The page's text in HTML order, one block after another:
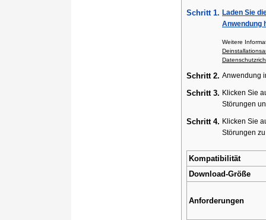
Schritt 1. Laden Sie
Anwendung
Weitere
Schritt 2. Anwendung
Schritt 3. Klicken Sie
Störungen
Schritt 4. Klicken Sie
Störungen
Kompatibilität
Download-Größe
Anforderungen